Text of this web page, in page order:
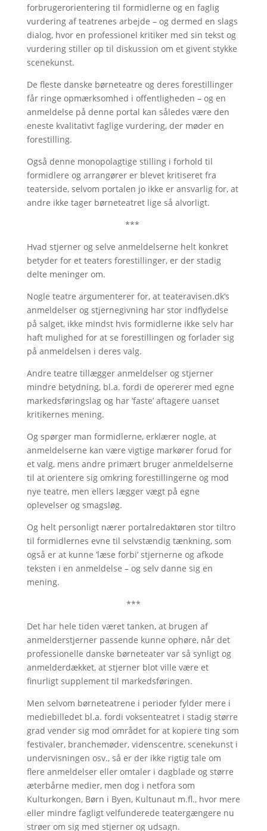
forbrugerorientering til formidlerne og en faglig
vurdering af teatrenes arbejde – og dermed en slags
dialog, hvor en professionel kritiker med sin tekst og
vurdering stiller op til diskussion om et givent stykke
scenekunst.
De fleste danske børneteatre og deres forestillinger
får ringe opmærksomhed i offentligheden – og en
anmeldelse på denne portal kan således være den
eneste kvalitativt faglige vurdering, der møder en
forestilling.
Også denne monopolagtige stilling i forhold til
formidlere og arrangører er blevet kritiseret fra
teaterside, selvom portalen jo ikke er ansvarlig for, at
andre ikke tager børneteatret lige så alvorligt.
***
Hvad stjerner og selve anmeldelserne helt konkret
betyder for et teaters forestillinger, er der stadig
delte meninger om.
Nogle teatre argumenterer for, at teateravisen.dk’s
anmeldelser og stjernegivning har stor indflydelse
på salget, ikke mindst hvis formidlerne ikke selv har
haft mulighed for at se forestillingen og forlader sig
på anmeldelsen i deres valg.
Andre teatre tillægger anmeldelser og stjerner
mindre betydning, bl.a. fordi de opererer med egne
markedsføringslag og har ’faste’ aftagere uanset
kritikernes mening.
Og spørger man formidlerne, erklærer nogle, at
anmeldelserne kan være vigtige markører forud for
et valg, mens andre primært bruger anmeldelserne
til at orientere sig omkring forestillingerne og mod
nye teatre, men ellers lægger vægt på egne
oplevelser og smagsløg.
Og helt personligt nærer portalredaktøren stor tiltro
til formidlernes evne til selvstændig tænkning, som
også er at kunne ’læse forbi’ stjernerne og afkode
teksten i en anmeldelse – og selv danne sig en
mening.
***
Det har hele tiden været tanken, at brugen af
anmelderstjerner passende kunne ophøre, når det
professionelle danske børneteater var så synligt og
anmelderdækket, at stjerner blot ville være et
finurligt supplement til markedsføringen.
Men selvom børneteatrene i perioder fylder mere i
mediebilledet bl.a. fordi voksenteatret i stadig større
grad vender sig mod området for at kopiere ting som
festivaler, branchemøder, videnscentre, scenekunst i
undervisningen osv., så er der ikke rigtig tale om
flere anmeldelser eller omtaler i dagblade og større
æterbårne medier, men dog i netfora som
Kulturkongen, Børn i Byen, Kultunaut m.fl., hvor mere
eller mindre fagligt velfunderede teatergængere nu
strøer om sig med stjerner og udsagn.